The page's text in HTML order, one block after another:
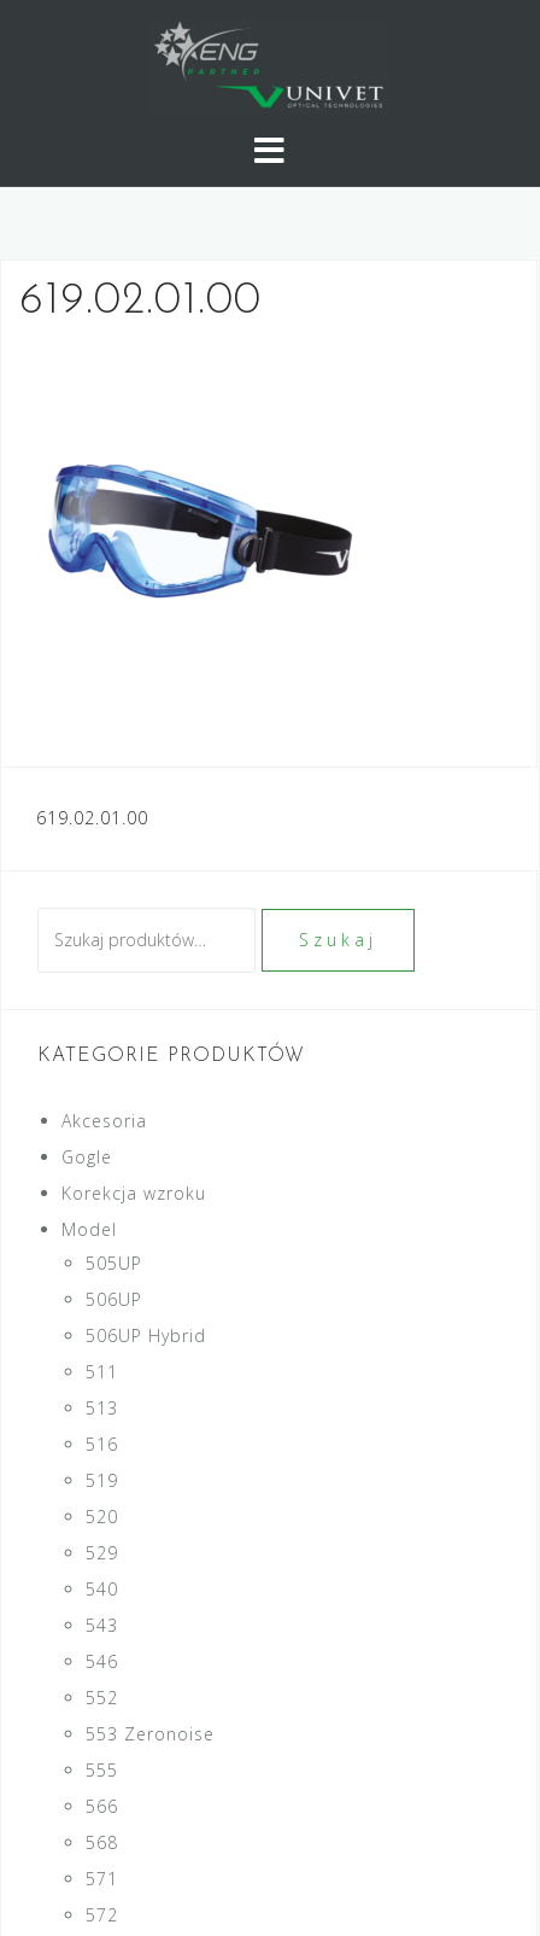
619.02.01.00
Nawigacja
619.02.01.00
Szukaj
KATEGORIE PRODUKTÓW
Akcesoria
Gogle
Korekcja wzroku
Model
505UP
506UP
506UP Hybrid
511
513
516
519
520
529
540
543
546
552
553 Zeronoise
555
566
568
571
572